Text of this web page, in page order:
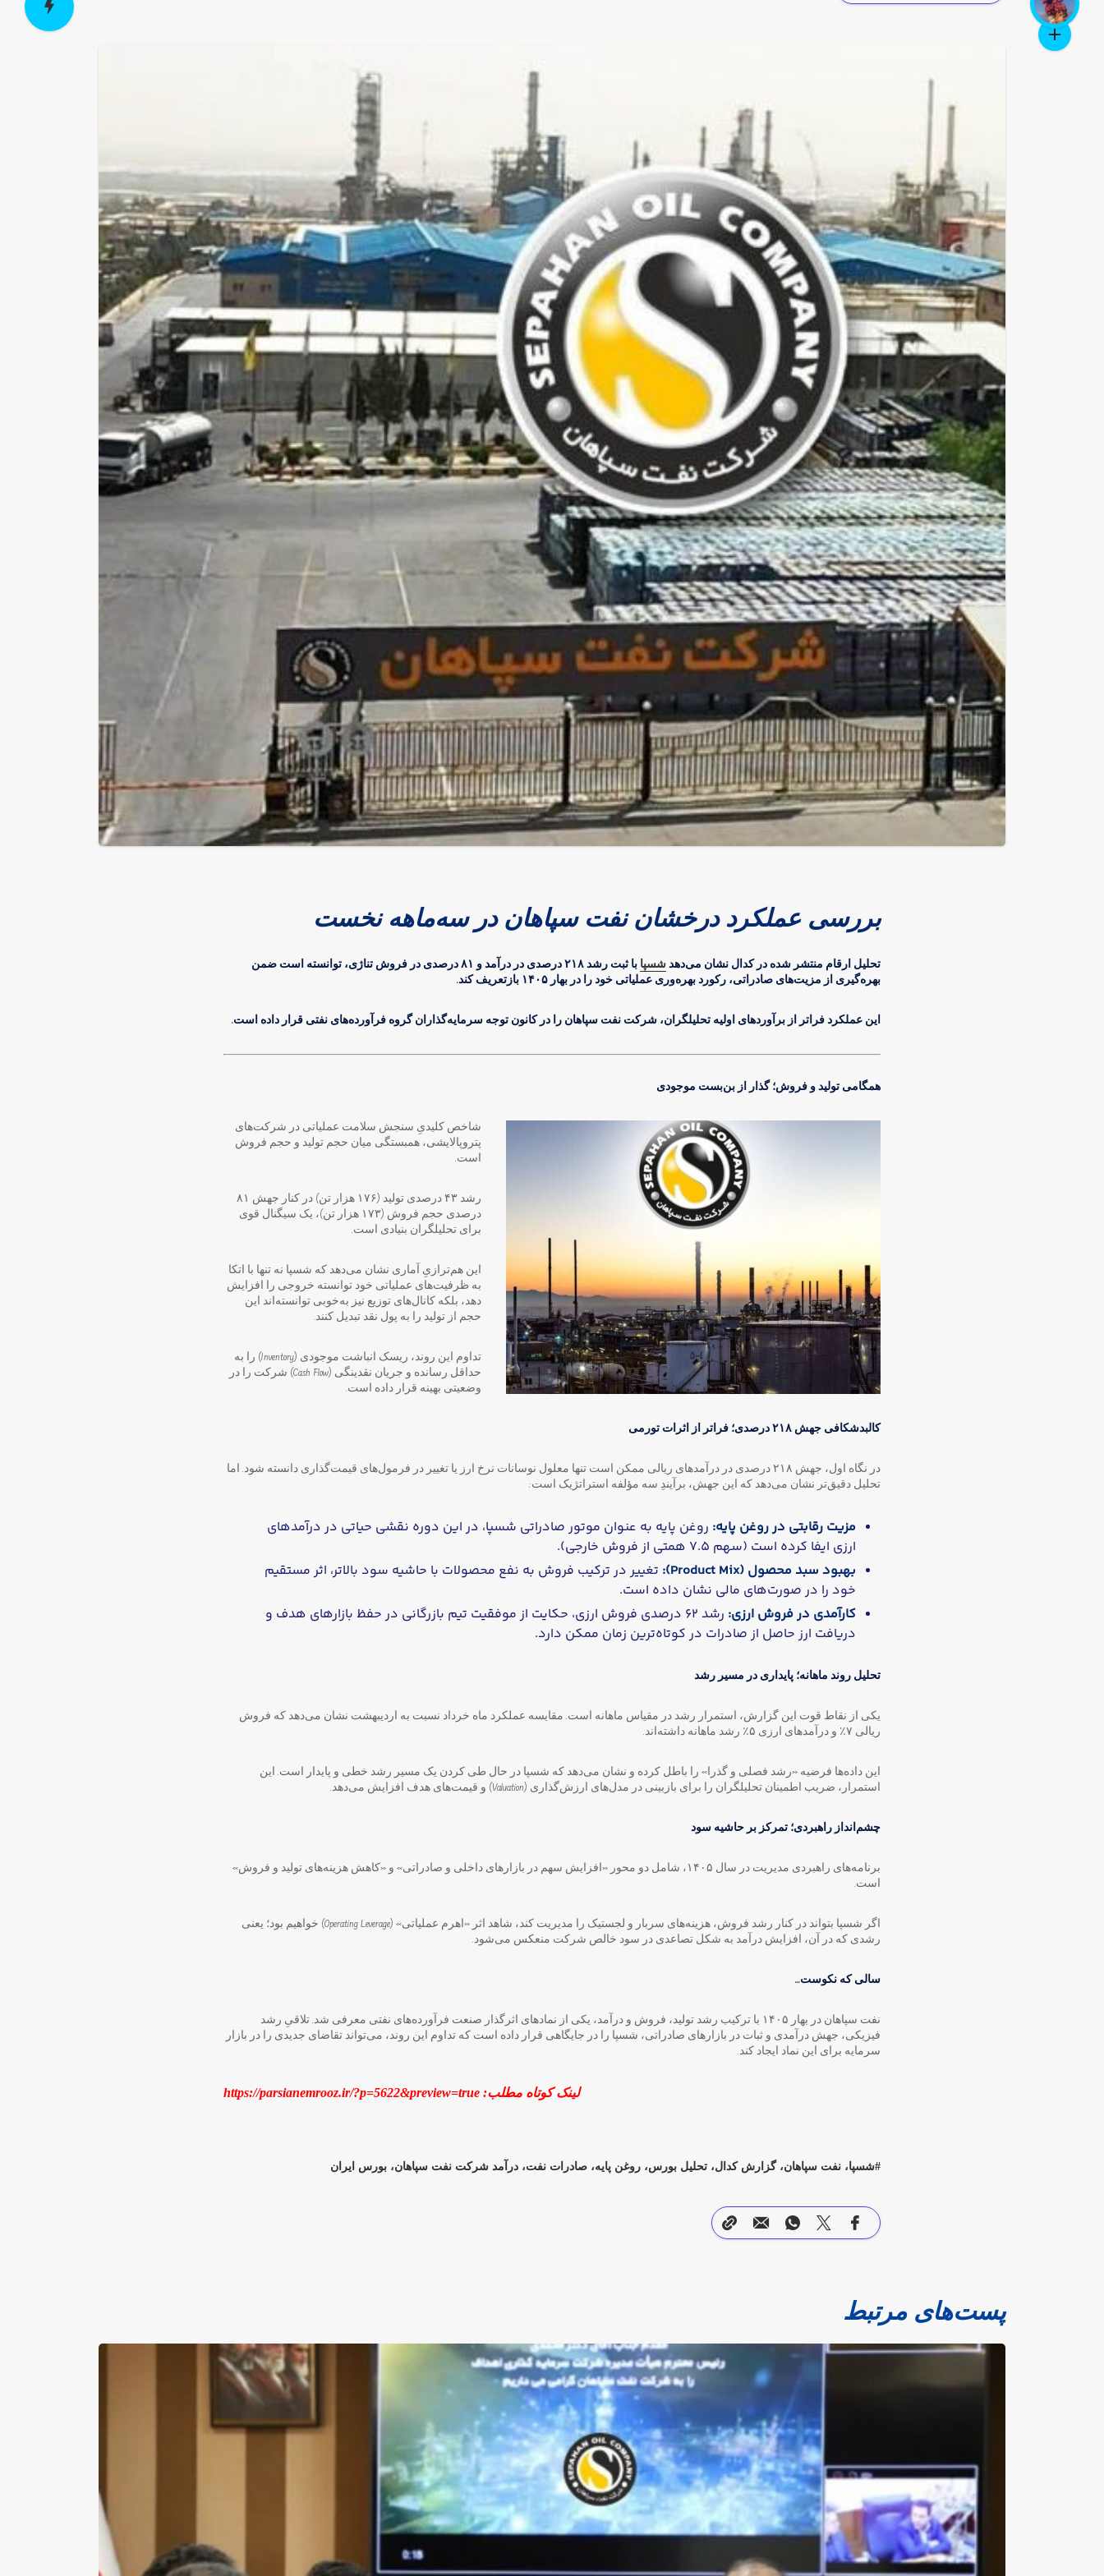
بررسی عملکرد درخشان نفت سپاهان در سه‌ماهه نخست
تحلیل ارقام منتشر شده در کدال نشان می‌دهد شسپا
با ثبت رشد ۲۱۸ درصدی در درآمد و ۸۱ درصدی در فروش تناژی، توانسته است ضمن
بهره‌گیری از مزیت‌های صادراتی، رکورد بهره‌وری عملیاتی خود را در بهار ۱۴۰۵ بازتعریف کند.
این عملکرد فراتر از برآوردهای اولیه تحلیلگران، شرکت نفت سپاهان را در کانون توجه سرمایه‌گذاران گروه فرآورده‌های نفتی قرار داده است.
همگامی تولید و فروش؛ گذار از بن‌بست موجودی
شاخص کلیدیِ سنجش سلامت عملیاتی در شرکت‌های
پتروپالایشی، همبستگی میان حجم تولید و حجم فروش
است.
رشد ۴۳ درصدی تولید (۱۷۶ هزار تن) در کنار جهش ۸۱
درصدی حجم فروش (۱۷۳ هزار تن)، یک سیگنال قوی
برای تحلیلگران بنیادی است.
این هم‌ترازیِ آماری نشان می‌دهد که شسپا نه تنها با اتکا
به ظرفیت‌های عملیاتی خود توانسته خروجی را افزایش
دهد، بلکه کانال‌های توزیع نیز به‌خوبی توانسته‌اند این
حجم از تولید را به پول نقد تبدیل کنند.
تداوم این روند، ریسک انباشت موجودی (Inventory) را به
حداقل رسانده و جریان نقدینگی (Cash Flow) شرکت را در
وضعیتی بهینه قرار داده است.
کالبدشکافی جهش ۲۱۸ درصدی؛ فراتر از اثرات تورمی
در نگاه اول، جهش ۲۱۸ درصدی در درآمدهای ریالی ممکن است تنها معلول نوسانات نرخ ارز یا تغییر در فرمول‌های قیمت‌گذاری دانسته شود. اما
تحلیل دقیق‌تر نشان می‌دهد که این جهش، برآیندِ سه مؤلفه استراتژیک است:
مزیت رقابتی در روغن پایه: روغن پایه به عنوان موتور صادراتی شسپا، در این دوره نقشی حیاتی در درآمدهای
ارزی ایفا کرده است (سهم ۷.۵ همتی از فروش خارجی).
بهبود سبد محصول (Product Mix):
تغییر در ترکیب فروش به نفع محصولات با حاشیه سود بالاتر، اثر مستقیم
خود را در صورت‌های مالی نشان داده است.
کارآمدی در فروش ارزی:
رشد ۶۲ درصدی فروش ارزی، حکایت از موفقیت تیم بازرگانی در حفظ بازارهای هدف و
دریافت ارز حاصل از صادرات در کوتاه‌ترین زمان ممکن دارد.
تحلیل روند ماهانه؛ پایداری در مسیر رشد
یکی از نقاط قوت این گزارش، استمرار رشد در مقیاس ماهانه است. مقایسه عملکرد ماه خرداد نسبت به اردیبهشت نشان می‌دهد که فروش
ریالی ۷٪ و درآمدهای ارزی ۵٪ رشد ماهانه داشته‌اند.
این داده‌ها فرضیه «رشد فصلی و گذرا» را باطل کرده و نشان می‌دهد که شسپا در حال طی کردن یک مسیر رشد خطی و پایدار است. این
استمرار، ضریب اطمینان تحلیلگران را برای بازبینی در مدل‌های ارزش‌گذاری (Valuation) و قیمت‌های هدف افزایش می‌دهد.
چشم‌انداز راهبردی؛ تمرکز بر حاشیه سود
برنامه‌های راهبردی مدیریت در سال ۱۴۰۵، شامل دو محور «افزایش سهم در بازارهای داخلی و صادراتی» و «کاهش هزینه‌های تولید و فروش»
است.
اگر شسپا بتواند در کنار رشد فروش، هزینه‌های سربار و لجستیک را مدیریت کند، شاهد اثر «اهرم عملیاتی» (Operating Leverage) خواهیم بود؛ یعنی
رشدی که در آن، افزایش درآمد به شکل تصاعدی در سود خالص شرکت منعکس می‌شود.
سالی که نکوست…
نفت سپاهان در بهار ۱۴۰۵ با ترکیب رشد تولید، فروش و درآمد، یکی از نمادهای اثرگذار صنعت فرآورده‌های نفتی معرفی شد. تلاقیِ رشد
فیزیکی، جهش درآمدی و ثبات در بازارهای صادراتی، شسپا را در جایگاهی قرار داده است که تداوم این روند، می‌تواند تقاضای جدیدی را در بازار
سرمایه برای این نماد ایجاد کند.
لینک کوتاه مطلب: https://parsianemrooz.ir/?p=5622&preview=true
شسپا، نفت سپاهان، گزارش کدال، تحلیل بورس، روغن پایه، صادرات نفت، درآمد شرکت نفت سپاهان، بورس ایران
پست‌های مرتبط